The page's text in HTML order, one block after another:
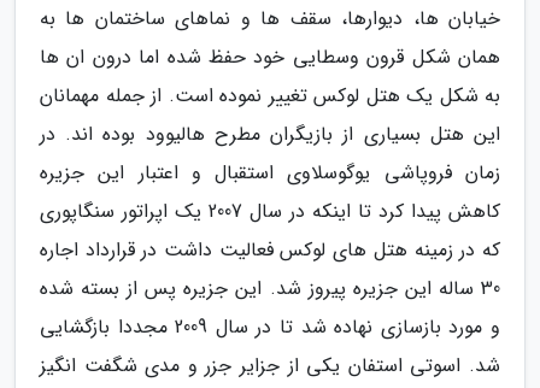
خیابان ها، دیوارها، سقف ها و نماهای ساختمان ها به
همان شکل قرون وسطایی خود حفظ شده اما درون ان ها
به شکل یک هتل لوکس تغییر نموده است. از جمله مهمانان
این هتل بسیاری از بازیگران مطرح هالیوود بوده اند. در
زمان فروپاشی یوگوسلاوی استقبال و اعتبار این جزیره
کاهش پیدا کرد تا اینکه در سال 2007 یک اپراتور سنگاپوری
که در زمینه هتل های لوکس فعالیت داشت در قرارداد اجاره
30 ساله این جزیره پیروز شد. این جزیره پس از بسته شده
و مورد بازسازی نهاده شد تا در سال 2009 مجددا بازگشایی
شد. اسوتی استفان یکی از جزایر جزر و مدی شگفت انگیز